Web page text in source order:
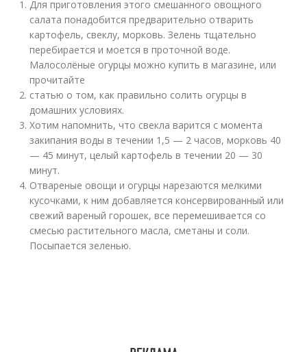
Для приготовления этого смешанного овощного
салата понадобится предварительно отварить
картофель, свеклу, морковь. Зелень тщательно
перебирается и моется в проточной воде.
Малосолёные огурцы можно купить в магазине, или
прочитайте
статью о том, как правильно солить огурцы в
домашних условиях.
Хотим напомнить, что свекла варится с момента
закипания воды в течении 1,5 — 2 часов, морковь 40
— 45 минут, целый картофель в течении 20 — 30
минут.
Отвареные овощи и огурцы нарезаются мелкими
кусочками, к ним добавляется консервированный или
свежий вареный горошек, все перемешивается со
смесью растительного масла, сметаны и соли.
Посыпается зеленью.